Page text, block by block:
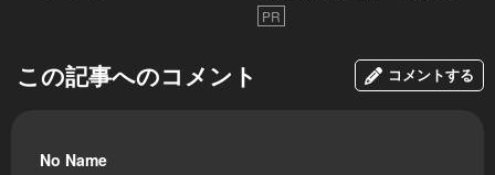
PR
この記事へのコメント コメントする
No Name